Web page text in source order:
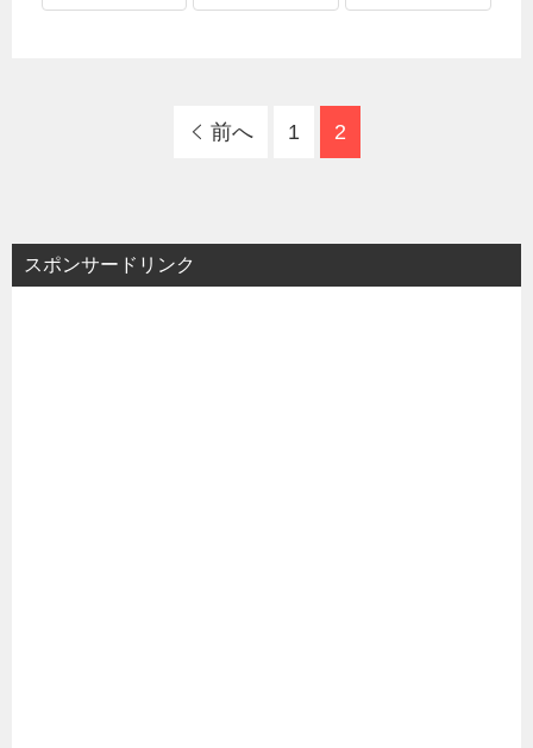
前へ 1 2
スポンサードリンク